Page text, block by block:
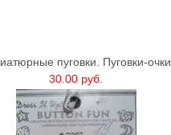
пуговки. Пуговки-очки.
30.00 руб.